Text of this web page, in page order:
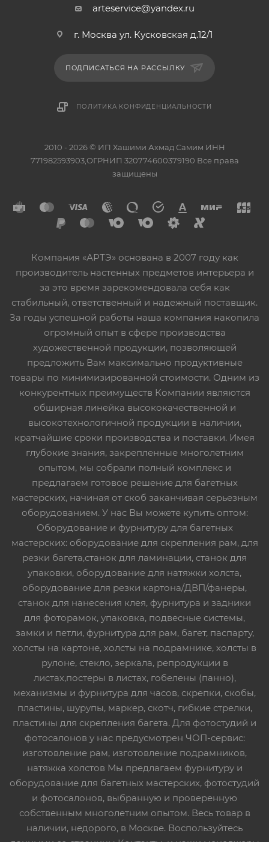
arteservice@yandex.ru
г. Москва ул. Кусковская д.12/1
ПОДПИСАТЬСЯ НА РАССЫЛКУ
ПОЛИТИКА КОНФИДЕНЦИАЛЬНОСТИ
2010 - 2026 © ИП Хашими Ахмад Самим ИНН
771982593903,ОГРНИП 320774600379190 Все права
защищены
Компания «АРТЭ» основана в 2007 году как
производитель настенных предметов интерьера и
за это время зарекомендовала себя как
стабильный, ответственный и надежный поставщик.
За годы успешной работы наша компания накопила
огромный опыт в сфере производства
художественной продукции, позволяющей
предложить Вам максимально продуктивные
товары по минимизированной стоимости. Одним из
конкурентных преимуществ Компании являются
обширная линейка высококачественной и
высокотехнологичной продукции в наличии,
кратчайшие сроки производства и поставки. Имея
глубокие знания, закрепленные многолетним
опытом, мы собрали полный комплекс и
предлагаем готовое решение для багетных
мастерских, начиная от скоб заканчивая серьезным
оборудованием. У нас Вы можете купить оптом:
Оборудование и фурнитуру для багетных
мастерских: оборудование для скрепления рам, для
резки багета,станок для ламинации, станок для
упаковки, оборудование для натяжки холста,
оборудование для резки картона/ДВП/фанеры,
станок для нанесения клея, фурнитура и задники
для фоторамок, упаковка, подвесные системы,
замки и петли, фурнитура для рам, багет, паспарту,
холсты на картоне, холсты на подрамнике, холсты в
рулоне, стекло, зеркала, репродукции в
листах,постеры в листах, гобелены (панно),
механизмы и фурнитура для часов, скрепки, скобы,
пластины, шурупы, маркер, скотч, гибкие стрелки,
пластины для скрепления багета. Для фотостудий и
фотосалонов у нас предусмотрен ЧОП-сервис:
изготовление рам, изготовление подрамников,
натяжка холстов Мы предлагаем фурнитуру и
оборудование для багетных мастерских, фотостудий
и фотосалонов, выбранную и проверенную
собственным многолетним опытом. Весь товар в
наличии, недорого, в Москве. Воспользуйтесь